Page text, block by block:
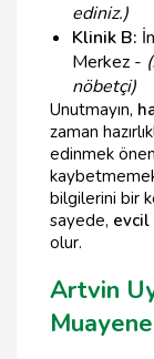
ediniz.)
Klinik B:
Merkez -
nöbetçi)
Unutmayın,
zaman
edinmek
bilgilerini bir
sayede, evcil
olur.
Artvin